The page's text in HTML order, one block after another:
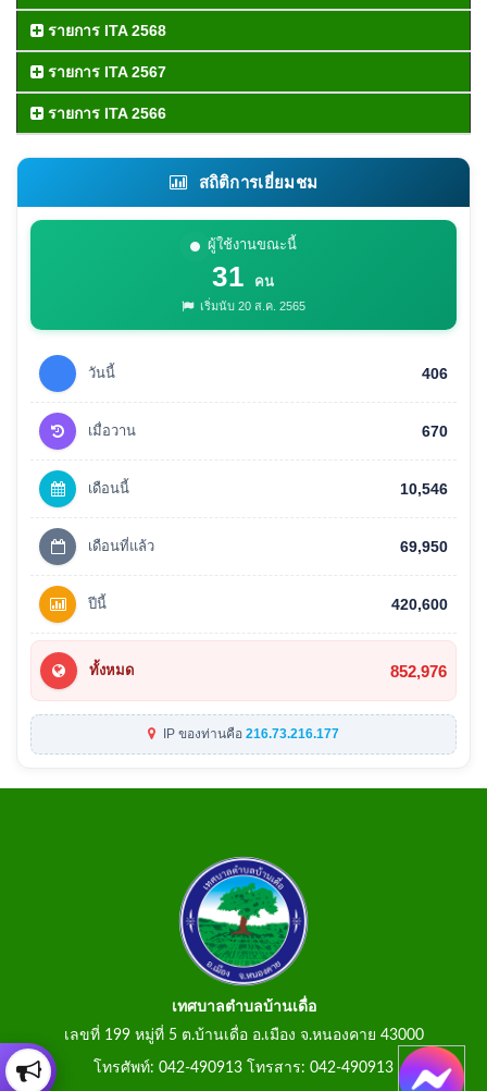
รายการ ITA 2568
รายการ ITA 2567
รายการ ITA 2566
สถิติการเยี่ยมชม
ผู้ใช้งานขณะนี้
31 คน
เริ่มนับ 20 ส.ค. 2565
วันนี้ 406
เมื่อวาน 670
เดือนนี้ 10,546
เดือนที่แล้ว 69,950
ปีนี้ 420,600
ทั้งหมด 852,976
IP ของท่านคือ 216.73.216.177
เทศบาลตำบลบ้านเดื่อ
เลขที่ 199 หมู่ที่ 5 ต.บ้านเดื่อ อ.เมือง จ.หนองคาย 43000
โทรศัพท์: 042-490913 โทรสาร: 042-490913